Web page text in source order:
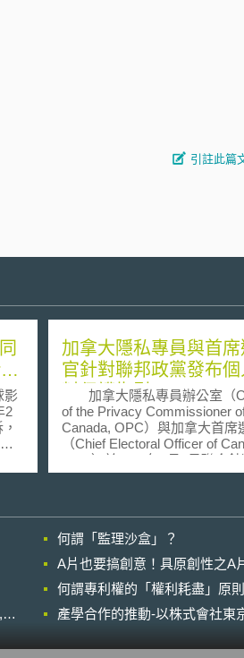
引註此篇
2
費
加拿大隱私專員與首
官針對聯邦政黨發布個
料保護指引
加拿大隱私專員辦公室（
of the Privacy Commissioner
Canada, OPC）與加拿大首席
（Chief Electoral Officer of
CEO）於2019年4月1日聯合
政黨發布個人資料保護管理之
（Canada Elections Act, CEA
括規範政黨須制定隱私政策，
選民之個人資料，惟其卻未有
規制度落實。對此加拿大隱私
公室認為政黨必須提出具體隱
來履行其法律義務。 現行加拿大
公布隱私政策，並提交給加拿
何謂「監理沙盒」？
A片也要搞創意！具原創性之A
何謂專利權的「權利耗盡」原
產學合作的推動-以株式會社東